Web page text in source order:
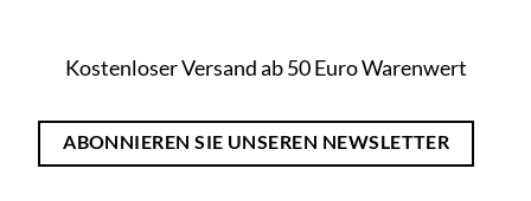
Kostenloser Versand ab 50 Euro Warenwert
ABONNIEREN SIE UNSEREN NEWSLETTER